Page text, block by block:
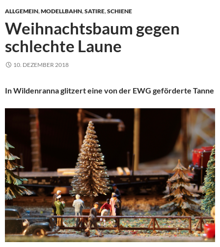
ALLGEMEIN,MODELLBAHN,SATIRE,SCHIENE
Weihnachtsbaum gegen
schlechte Laune
10. DEZEMBER 2018
In Wildenranna glitzert eine von der EWG geförderte Tanne